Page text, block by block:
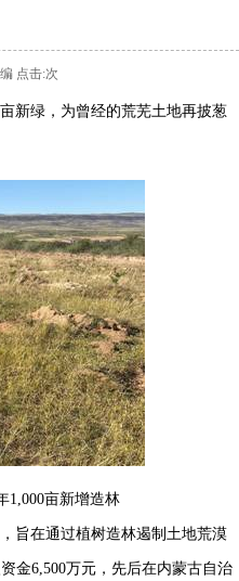
点击:次
新绿，为曾经的荒芜土地再披葱
1,000亩新增造林
旨在通过植树造林遏制土地荒漠
金6,500万元，先后在内蒙古自治